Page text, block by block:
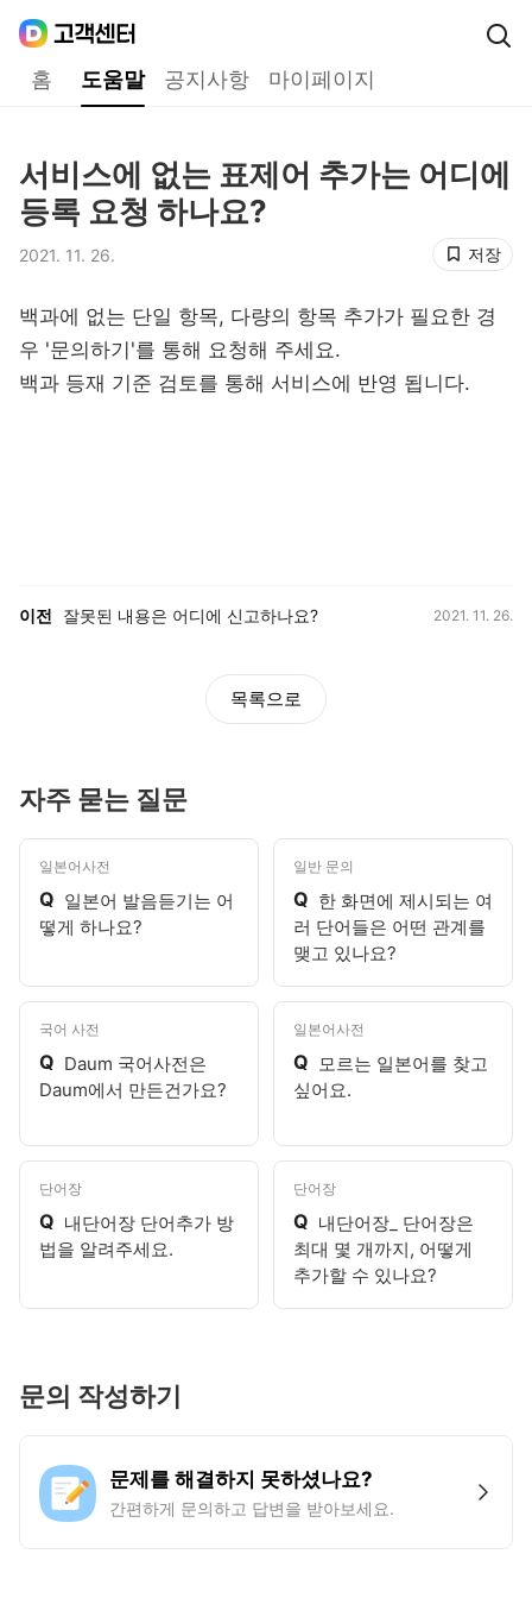
홈 도움말 공지사항 마이페이지
서비스에 없는 표제어 추가는 어디에
등록 요청 하나요?
저장
2021. 11. 26.
백과에 없는 단일 항목, 다량의 항목 추가가 필요한 경
우 '문의하기'를 통해 요청해 주세요.
백과 등재 기준 검토를 통해 서비스에 반영 됩니다.
이전 잘못된 내용은 어디에 신고하나요? 2021. 11. 26.
목록으로
자주 묻는 질문
일본어사전
Q 일본어 발음듣기는 어
떻게 하나요?
일반 문의
Q 한 화면에 제시되는 여
러 단어들은 어떤 관계를
맺고 있나요?
국어 사전
Q Daum 국어사전은
Daum에서 만든건가요?
일본어사전
Q 모르는 일본어를 찾고
싶어요.
단어장
Q 내단어장 단어추가 방
법을 알려주세요.
단어장
Q 내단어장_ 단어장은
최대 몇 개까지, 어떻게
추가할 수 있나요?
문의 작성하기
문제를 해결하지 못하셨나요?
간편하게 문의하고 답변을 받아보세요.